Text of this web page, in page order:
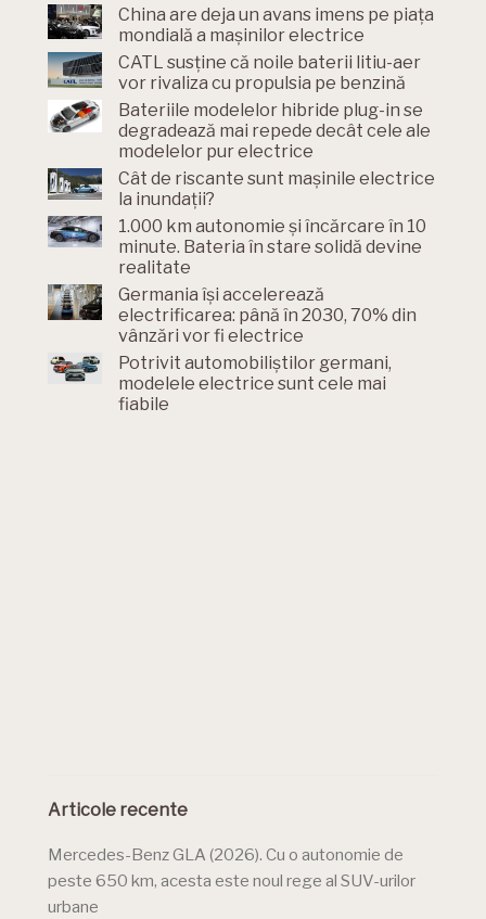
China are deja un avans imens pe piața
mondială a mașinilor electrice
CATL susține că noile baterii litiu-aer
vor rivaliza cu propulsia pe benzină
Bateriile modelelor hibride plug-in se
degradează mai repede decât cele ale
modelelor pur electrice
Cât de riscante sunt mașinile electrice
la inundații?
1.000 km autonomie și încărcare în 10
minute. Bateria în stare solidă devine
realitate
Germania își accelerează
electrificarea: până în 2030, 70% din
vânzări vor fi electrice
Potrivit automobiliștilor germani,
modelele electrice sunt cele mai
fiabile
Articole recente
Mercedes-Benz GLA (2026). Cu o autonomie de
peste 650 km, acesta este noul rege al SUV-urilor
urbane